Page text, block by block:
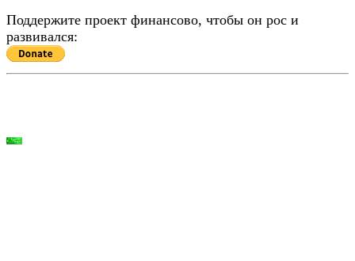
Поддержите проект финансово, чтобы он рос и
развивался: